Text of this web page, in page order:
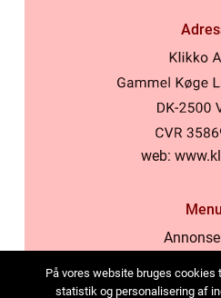
web:
Menu
På vores website bruges cookies
statistik og personalisering af